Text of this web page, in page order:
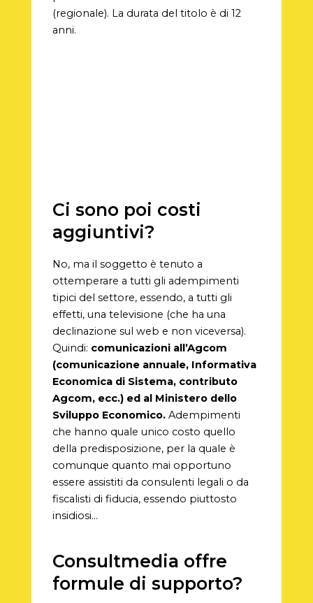
(regionale). La durata del titolo è di 12
anni.
Ci sono poi costi
aggiuntivi?
No, ma il soggetto è tenuto a
ottemperare a tutti gli adempimenti
tipici del settore, essendo, a tutti gli
effetti, una televisione (che ha una
declinazione sul web e non viceversa).
Quindi: comunicazioni all’Agcom
(comunicazione annuale, Informativa
Economica di Sistema, contributo
Agcom, ecc.) ed al Ministero dello
Sviluppo Economico.Adempimenti
che hanno quale unico costo quello
della predisposizione, per la quale è
comunque quanto mai opportuno
essere assistiti da consulenti legali o da
fiscalisti di fiducia, essendo piuttosto
insidiosi…
Consultmedia offre
formule di supporto?